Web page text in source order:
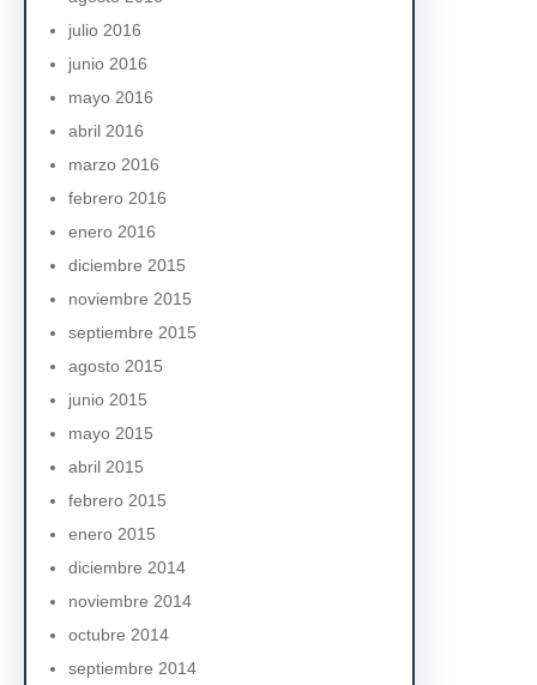
julio 2016
junio 2016
mayo 2016
abril 2016
marzo 2016
febrero 2016
enero 2016
diciembre 2015
noviembre 2015
septiembre 2015
agosto 2015
junio 2015
mayo 2015
abril 2015
febrero 2015
enero 2015
diciembre 2014
noviembre 2014
octubre 2014
septiembre 2014